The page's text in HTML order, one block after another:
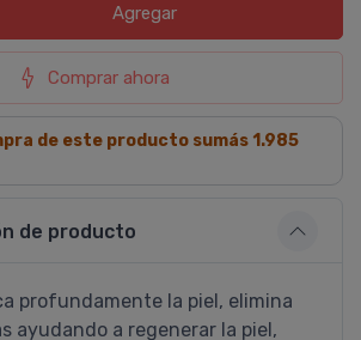
Agregar
Comprar ahora
de este producto sumás 1.985
de producto
profundamente la piel, elimina
ayudando a regenerar la piel,